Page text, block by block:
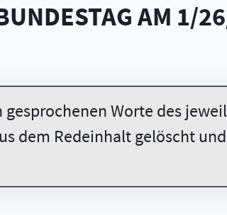
AM 1/
Worte des
dem Redeinhalt gelöscht